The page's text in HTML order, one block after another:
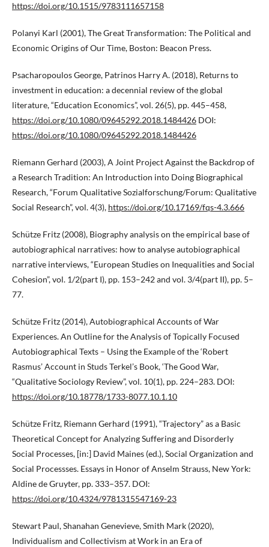
https://doi.org/10.1515/9783111657158
Polanyi Karl (2001), The Great Transformation: The Political and
Economic Origins of Our Time, Boston: Beacon Press.
Psacharopoulos George, Patrinos Harry A. (2018), Returns to
investment in education: a decennial review of the global
literature, “Education Economics”, vol. 26(5), pp. 445–458,
https://doi.org/10.1080/09645292.2018.1484426 DOI:
https://doi.org/10.1080/09645292.2018.1484426
Riemann Gerhard (2003), A Joint Project Against the Backdrop of
a Research Tradition: An Introduction into Doing Biographical
Research, “Forum Qualitative Sozialforschung/Forum: Qualitative
Social Research”, vol. 4(3), https://doi.org/10.17169/fqs-4.3.666
Schütze Fritz (2008), Biography analysis on the empirical base of
autobiographical narratives: how to analyse autobiographical
narrative interviews, “European Studies on Inequalities and Social
Cohesion”, vol. 1/2(part I), pp. 153–242 and vol. 3/4(part II), pp. 5–
77.
Schütze Fritz (2014), Autobiographical Accounts of War
Experiences. An Outline for the Analysis of Topically Focused
Autobiographical Texts – Using the Example of the ‘Robert
Rasmus’ Account in Studs Terkel’s Book, ‘The Good War,
“Qualitative Sociology Review”, vol. 10(1), pp. 224–283. DOI:
https://doi.org/10.18778/1733-8077.10.1.10
Schütze Fritz, Riemann Gerhard (1991), “Trajectory” as a Basic
Theoretical Concept for Analyzing Suffering and Disorderly
Social Processes, [in:] David Maines (ed.), Social Organization and
Social Processses. Essays in Honor of Anselm Strauss, New York:
Aldine de Gruyter, pp. 333–357. DOI:
https://doi.org/10.4324/9781315547169-23
Stewart Paul, Shanahan Genevieve, Smith Mark (2020),
Individualism and Collectivism at Work in an Era of